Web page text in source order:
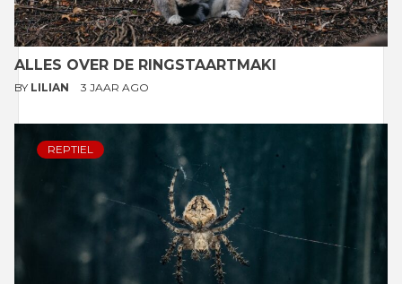
ALLES OVER DE RINGSTAARTMAKI
BY LILIAN 3 JAAR AGO
REPTIEL